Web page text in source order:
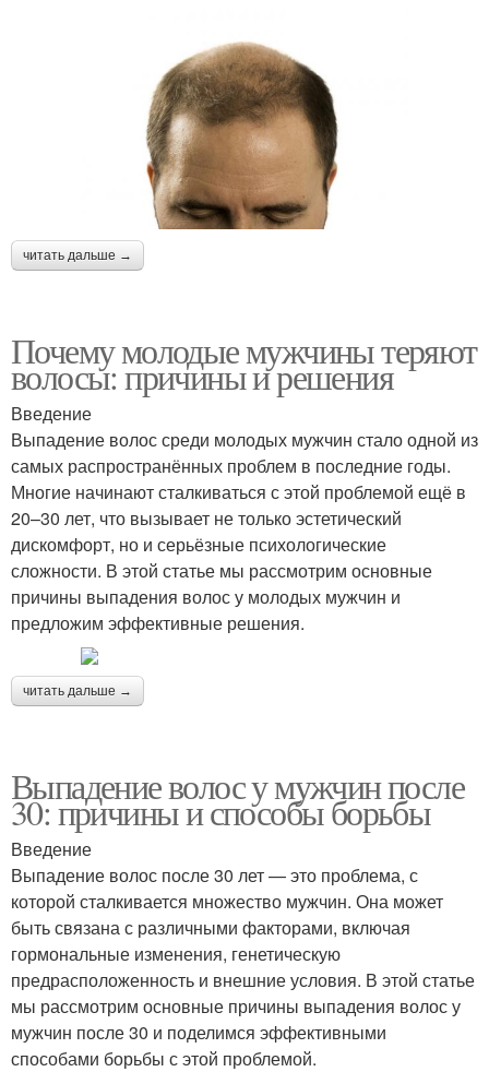
читать дальше →
Почему молодые мужчины теряют
волосы: причины и решения
Введение
Выпадение волос среди молодых мужчин стало одной из
самых распространённых проблем в последние годы.
Многие начинают сталкиваться с этой проблемой ещё в
20–30 лет, что вызывает не только эстетический
дискомфорт, но и серьёзные психологические
сложности. В этой статье мы рассмотрим основные
причины выпадения волос у молодых мужчин и
предложим эффективные решения.
читать дальше →
Выпадение волос у мужчин после
30: причины и способы борьбы
Введение
Выпадение волос после 30 лет — это проблема, с
которой сталкивается множество мужчин. Она может
быть связана с различными факторами, включая
гормональные изменения, генетическую
предрасположенность и внешние условия. В этой статье
мы рассмотрим основные причины выпадения волос у
мужчин после 30 и поделимся эффективными
способами борьбы с этой проблемой.